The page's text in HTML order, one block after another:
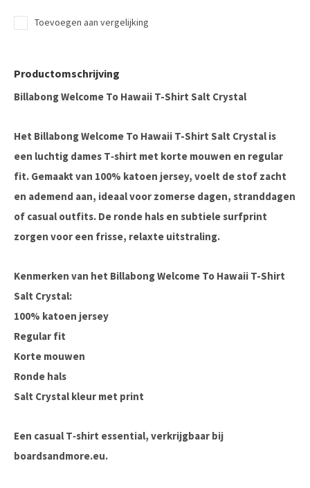
Toevoegen aan vergelijking
Productomschrijving
Billabong Welcome To Hawaii T-Shirt Salt Crystal
Het Billabong Welcome To Hawaii T-Shirt Salt Crystal is
een luchtig dames T‑shirt met korte mouwen en regular
fit. Gemaakt van 100% katoen jersey, voelt de stof zacht
en ademend aan, ideaal voor zomerse dagen, stranddagen
of casual outfits. De ronde hals en subtiele surfprint
zorgen voor een frisse, relaxte uitstraling.
Kenmerken van het Billabong Welcome To Hawaii T-Shirt
Salt Crystal:
100% katoen jersey
Regular fit
Korte mouwen
Ronde hals
Salt Crystal kleur met print
Een casual T‑shirt essential, verkrijgbaar bij
boardsandmore.eu.